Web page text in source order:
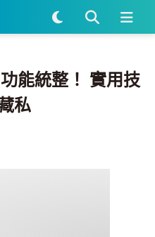
能統整！ 實用技
私